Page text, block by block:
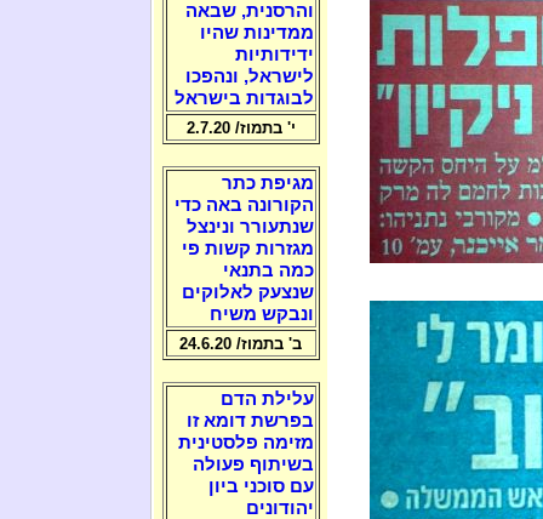
והרסנית, שבאה
ממדינות שהיו
ידידותיות
לישראל, ונהפכו
לבוגדות בישראל
י' בתמוז/ 2.7.20
מגיפת כתר
הקורונה באה כדי
שנתעורר ונינצל
מגזרות קשות פי
כמה בתנאי
שנצעק לאלוקים
ונבקש משיח
ב' בתמוז/ 24.6.20
עלילת הדם
בפרשת דומא זו
מזימה פלסטינית
בשיתוף פעולה
עם סוכני ביון
יהודונים